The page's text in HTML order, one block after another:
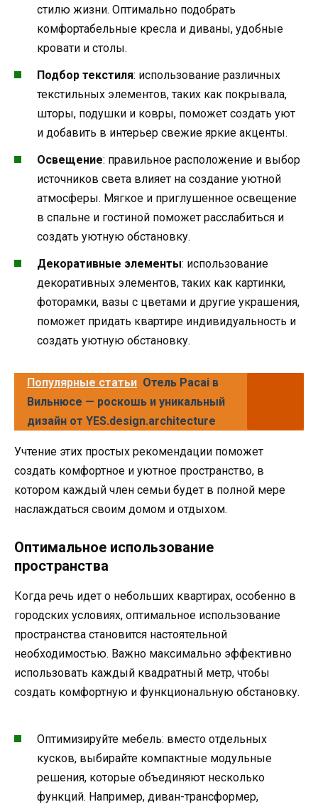
стилю жизни. Оптимально подобрать
комфортабельные кресла и диваны, удобные
кровати и столы.
Подбор текстиля: использование различных
текстильных элементов, таких как покрывала,
шторы, подушки и ковры, поможет создать уют
и добавить в интерьер свежие яркие акценты.
Освещение: правильное расположение и выбор
источников света влияет на создание уютной
атмосферы. Мягкое и приглушенное освещение
в спальне и гостиной поможет расслабиться и
создать уютную обстановку.
Декоративные элементы: использование
декоративных элементов, таких как картинки,
фоторамки, вазы с цветами и другие украшения,
поможет придать квартире индивидуальность и
создать уютную обстановку.
Популярные статьи Отель Pacai в
Вильнюсе — роскошь и уникальный
дизайн от YES.design.architecture
Учтение этих простых рекомендации поможет
создать комфортное и уютное пространство, в
котором каждый член семьи будет в полной мере
наслаждаться своим домом и отдыхом.
Оптимальное использование
пространства
Когда речь идет о небольших квартирах, особенно в
городских условиях, оптимальное использование
пространства становится настоятельной
необходимостью. Важно максимально эффективно
использовать каждый квадратный метр, чтобы
создать комфортную и функциональную обстановку.
Оптимизируйте мебель: вместо отдельных
кусков, выбирайте компактные модульные
решения, которые объединяют несколько
функций. Например, диван-трансформер,